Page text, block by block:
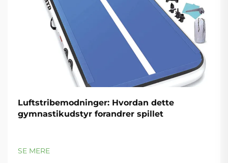
Luftstribemodninger: Hvordan dette
gymnastikudstyr forandrer spillet
SE MERE